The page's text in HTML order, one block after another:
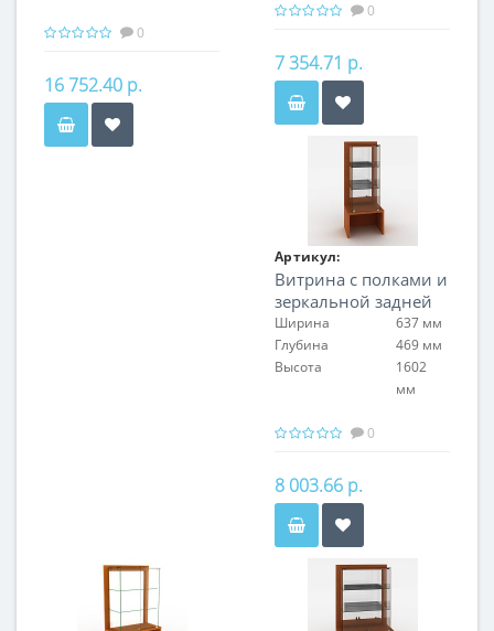
0
16 752.40 р.
0
7 354.71 р.
Артикул:
FIN.V.60.S.MR.00
Витрина с полками и
зеркальной задней
стенкой
Ширина
637 мм
Глубина
469 мм
Высота
1602
мм
0
8 003.66 р.